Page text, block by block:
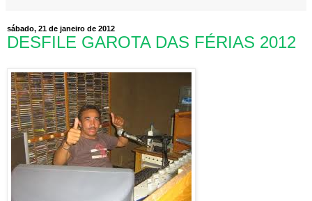
sábado, 21 de janeiro de 2012
DESFILE GAROTA DAS FÉRIAS 2012